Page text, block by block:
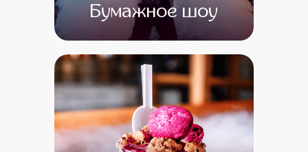
Бумажное шоу
от 0 от 0